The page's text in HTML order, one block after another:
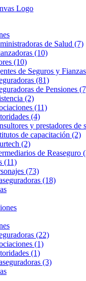
de Salud (7)
(10)
(10)
de Seguros y
(81)
de Pensiones
(2)
(11)
(4)
y prestadores de
de capacitación (2)
(2)
de Reaseguro
(11)
(73)
(18)
(22)
(1)
(1)
(3)